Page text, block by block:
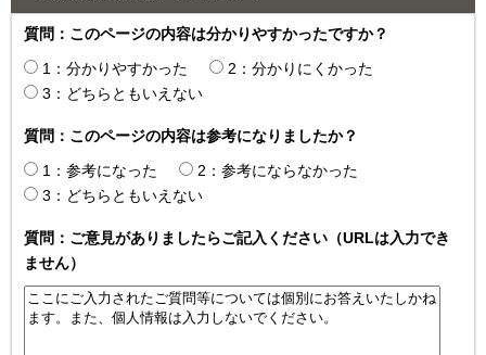
質問：このページの内容は分かりやすかったですか？
1：分かりやすかった
2：分かりにくかった
3：どちらともいえない
質問：このページの内容は参考になりましたか？
1：参考になった
2：参考にならなかった
3：どちらともいえない
質問：ご意見がありましたらご記入ください（URLは入力でき
ません）